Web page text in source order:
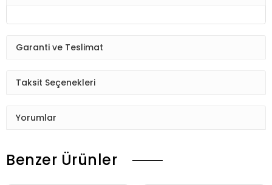
Garanti ve Teslimat
Taksit Seçenekleri
Yorumlar
Benzer Ürünler